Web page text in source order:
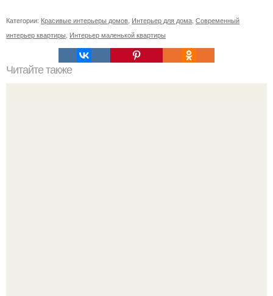
Категории: Красивые интерьеры домов Интерьер для дома Современный
интерьер квартиры Интерьер маленькой квартиры
Читайте также